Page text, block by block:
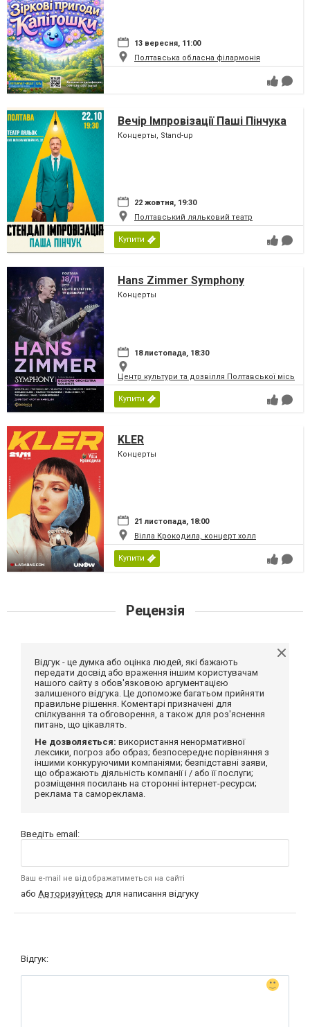
13 вересня, 11:00
Полтавська обласна філармонія
Вечір Імпровізації Паші Пінчука
Концерты, Stand-up
22 жовтня, 19:30
Полтавський ляльковий театр
Купити
Hans Zimmer Symphony
Концерты
18 листопада, 18:30
Центр культури та дозвілля Полтавської
Купити
KLER
Концерты
21 листопада, 18:00
Вілла Крокодила, концерт холл
Купити
Рецензія
Відгук - це думка або оцінка людей, які бажають
передати досвід або враження іншим користувачам
нашого сайту з обов'язковою аргументацією
залишеного відгука. Це допоможе багатьом прийняти
правильне рішення. Коментарі призначені для
спілкування та обговорення, а також для роз'яснення
питань, що цікавлять.
Не дозволяється: використання ненормативної
лексики, погроз або образ; безпосереднє порівняння з
іншими конкуруючими компаніями; безпідставні заяви,
що ображають діяльність компанії і / або її послуги;
розміщення посилань на сторонні інтернет-ресурси;
реклама та самореклама.
Введіть email:
Ваш e-mail не відображатиметься на сайті
або Авторизуйтесь для написання відгуку
Відгук: